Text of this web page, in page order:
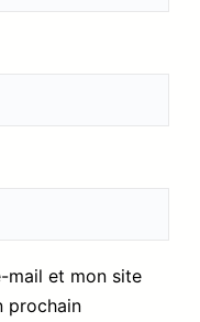
mail et mon site
prochain